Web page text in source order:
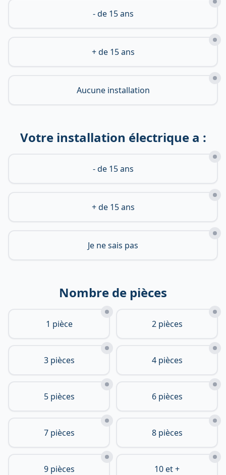
- de 15 ans
+ de 15 ans
Aucune installation
Votre installation électrique a :
- de 15 ans
+ de 15 ans
Je ne sais pas
Nombre de pièces
1 pièce 2 pièces
3 pièces 4 pièces
5 pièces 6 pièces
7 pièces 8 pièces
9 pièces 10 et +